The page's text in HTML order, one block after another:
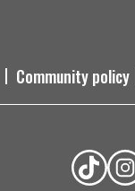
Community policy